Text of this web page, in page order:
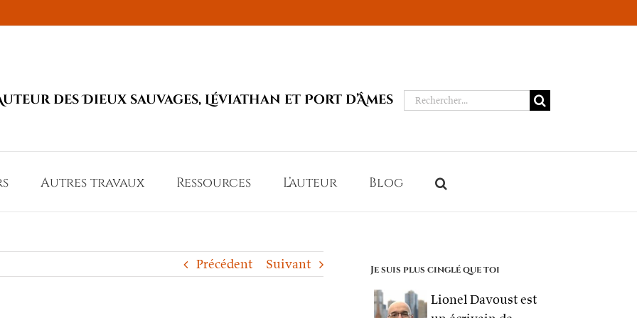
des Dieux sauvages, Léviathan et Port d’Âmes Rechercher:
Autres travaux Ressources L’auteur Blog
Précédent Suivant Je suis plus cinglé que toi
Lionel Davoust est